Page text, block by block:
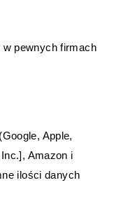
pewnych firmach
Apple,
Amazon i
ilości danych